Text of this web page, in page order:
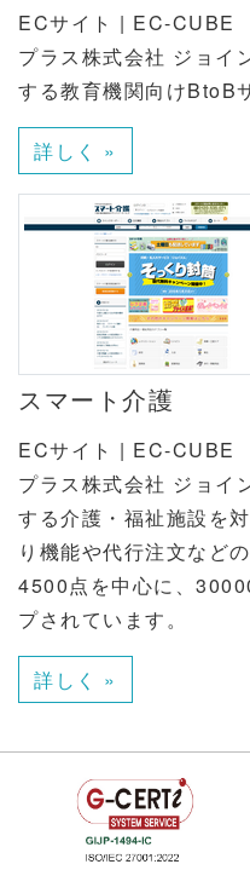
ECサイト | EC-CUBE
プラス株式会社 ジョイ
する教育機関向けBtoB
詳しく »
スマート介護
ECサイト | EC-CUBE
プラス株式会社 ジョイ
する介護・福祉施設を
り機能や代行注文など
4500点を中心に、
プされています。
詳しく »